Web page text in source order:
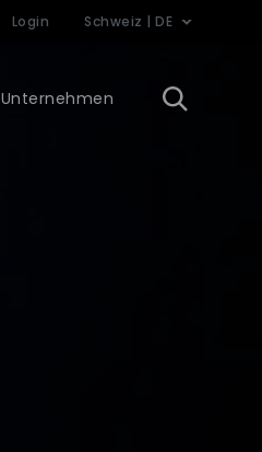
Login Schweiz | DE
Unternehmen